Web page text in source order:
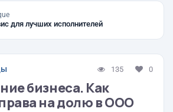
для лучших исполнителей
135 0
бизнеса. Как
на долю в ООО